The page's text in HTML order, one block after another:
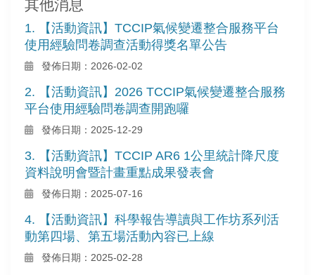
其他消息
1. 【活動資訊】TCCIP氣候變遷整合服務平台
使用經驗問卷調查活動得獎名單公告
發佈日期：2026-02-02
2. 【活動資訊】2026 TCCIP氣候變遷整合服務
平台使用經驗問卷調查開跑囉
發佈日期：2025-12-29
3. 【活動資訊】TCCIP AR6 1公里統計降尺度
資料說明會暨計畫重點成果發表會
發佈日期：2025-07-16
4. 【活動資訊】科學報告導讀與工作坊系列活
動第四場、第五場活動內容已上線
發佈日期：2025-02-28